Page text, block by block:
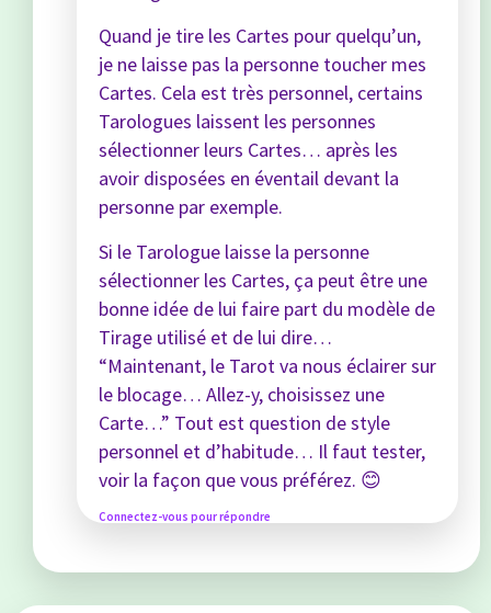
Quand je tire les Cartes pour quelqu’un,
je ne laisse pas la personne toucher mes
Cartes. Cela est très personnel, certains
Tarologues laissent les personnes
sélectionner leurs Cartes… après les
avoir disposées en éventail devant la
personne par exemple.
Si le Tarologue laisse la personne
sélectionner les Cartes, ça peut être une
bonne idée de lui faire part du modèle de
Tirage utilisé et de lui dire…
“Maintenant, le Tarot va nous éclairer sur
le blocage… Allez-y, choisissez une
Carte…” Tout est question de style
personnel et d’habitude… Il faut tester,
voir la façon que vous préférez. 😊
Connectez-vous pour répondre